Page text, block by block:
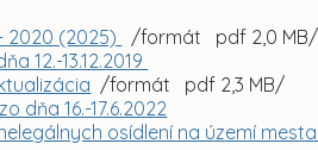
2020 (2025)
/formát pdf 2,0 MB/
12.-13.12.2019
/formát pdf 2,3 MB/
dňa 16.-17.6.2022
osídlení na území